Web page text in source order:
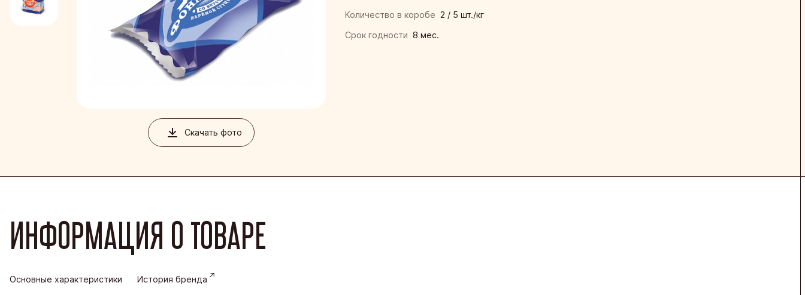
Воронежская кондитерская фабрика
Йошкар-Олинская кондитерская фабрика
Скачать фото
Количество в коробе 2 / 5 шт./кг
Срок годности 8 мес.
ИНФОРМАЦИЯ О ТОВАРЕ
Основные характеристики История бренда